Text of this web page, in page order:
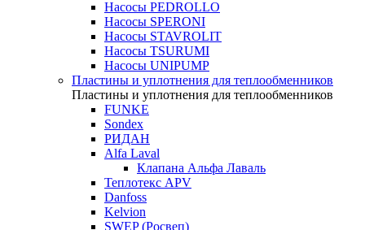
Насосы PEDROLLO
Насосы SPERONI
Насосы STAVROLIT
Насосы TSURUMI
Насосы UNIPUMP
Пластины и уплотнения для теплообменников
Пластины и уплотнения для теплообменников
FUNKE
Sondex
РИДАН
Alfa Laval
Клапана Альфа Лаваль
Теплотекс APV
Danfoss
Kelvion
SWEP (Росвеп)